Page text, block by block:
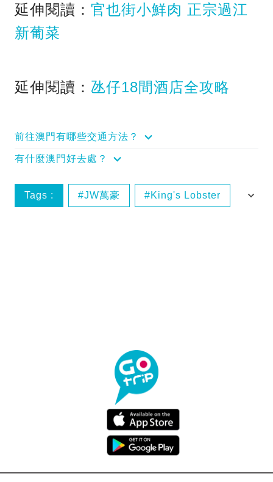
延伸閱讀： 官也街小鮮肉 正宗過江
新葡菜
延伸閱讀： 氹仔18間酒店全攻略
前往澳門有哪些交通方法？
有什麼澳門好去處？
Tags : JW萬豪 King's Lobster